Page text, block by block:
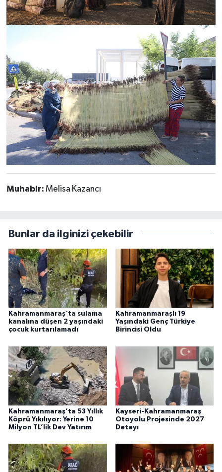
Muhabir: Melisa Kazancı
Bunlar da ilginizi çekebilir
Kahramanmaraş'ta sulama
kanalına düşen 2 yaşındaki
çocuk kurtarılamadı
Kahramanmaraşlı 19
Yaşındaki Genç Türkiye
Birincisi Oldu
Kahramanmaraş’ta 53 Yıllık
Köprü Yıkılıyor: Yerine 10
Milyon TL’lik Dev Yatırım
Kayseri-Kahramanmaraş
Otoyolu Projesinde 2027
Detayı